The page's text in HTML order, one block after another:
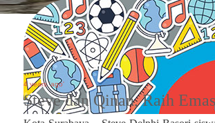
4 years 'ago'
Steve dan Qinan, Raih